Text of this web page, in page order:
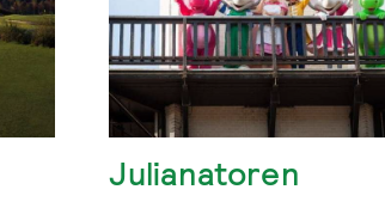
Julianatoren